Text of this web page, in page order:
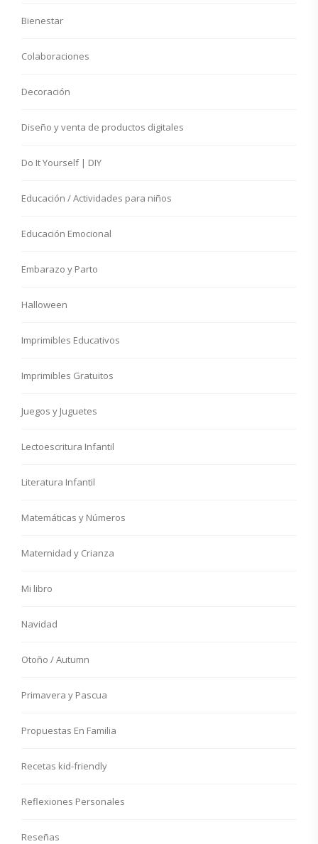
Bienestar
Colaboraciones
Decoración
Diseño y venta de productos digitales
Do It Yourself | DIY
Educación / Actividades para niños
Educación Emocional
Embarazo y Parto
Halloween
Imprimibles Educativos
Imprimibles Gratuitos
Juegos y Juguetes
Lectoescritura Infantil
Literatura Infantil
Matemáticas y Números
Maternidad y Crianza
Mi libro
Navidad
Otoño / Autumn
Primavera y Pascua
Propuestas En Familia
Recetas kid-friendly
Reflexiones Personales
Reseñas